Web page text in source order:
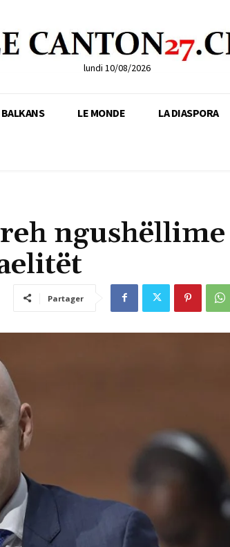
lundi 10/08/2026
BALKANS LE MONDE LA DIASPORA
ngushëllime
Partager